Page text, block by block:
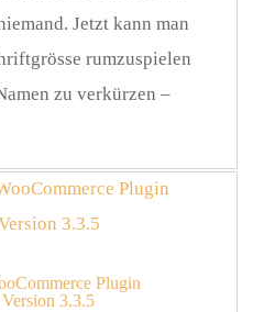
Jetzt kann man
rumzuspielen
zu verkürzen –
Plugin
3.3.5